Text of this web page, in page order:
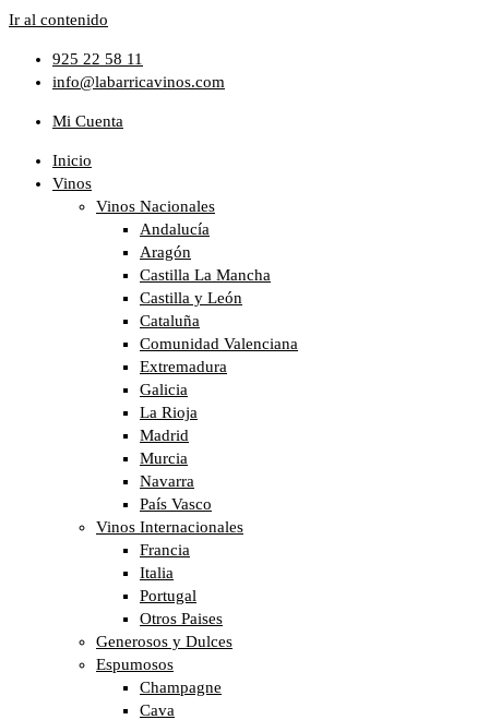
Ir al contenido
925 22 58 11
info@labarricavinos.com
Mi Cuenta
Inicio
Vinos
Vinos Nacionales
Andalucía
Aragón
Castilla La Mancha
Castilla y León
Cataluña
Comunidad Valenciana
Extremadura
Galicia
La Rioja
Madrid
Murcia
Navarra
País Vasco
Vinos Internacionales
Francia
Italia
Portugal
Otros Paises
Generosos y Dulces
Espumosos
Champagne
Cava